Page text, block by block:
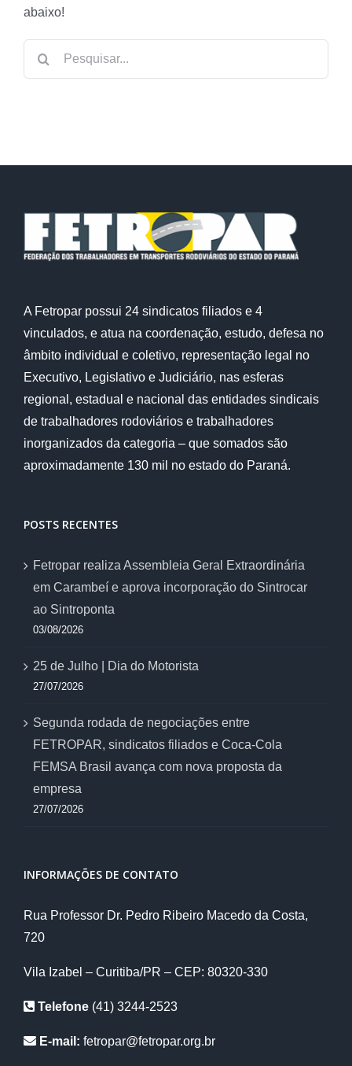
abaixo!
A Fetropar possui 24 sindicatos filiados e 4
vinculados, e atua na coordenação, estudo, defesa no
âmbito individual e coletivo, representação legal no
Executivo, Legislativo e Judiciário, nas esferas
regional, estadual e nacional das entidades sindicais
de trabalhadores rodoviários e trabalhadores
inorganizados da categoria – que somados são
aproximadamente 130 mil no estado do Paraná.
POSTS RECENTES
Fetropar realiza Assembleia Geral Extraordinária
em Carambeí e aprova incorporação do Sintrocar
ao Sintroponta
03/08/2026
25 de Julho | Dia do Motorista
27/07/2026
Segunda rodada de negociações entre
FETROPAR, sindicatos filiados e Coca-Cola
FEMSA Brasil avança com nova proposta da
empresa
27/07/2026
INFORMAÇÕES DE CONTATO
Rua Professor Dr. Pedro Ribeiro Macedo da Costa,
720
Vila Izabel – Curitiba/PR – CEP: 80320-330
Telefone (41) 3244-2523
E-mail: fetropar@fetropar.org.br